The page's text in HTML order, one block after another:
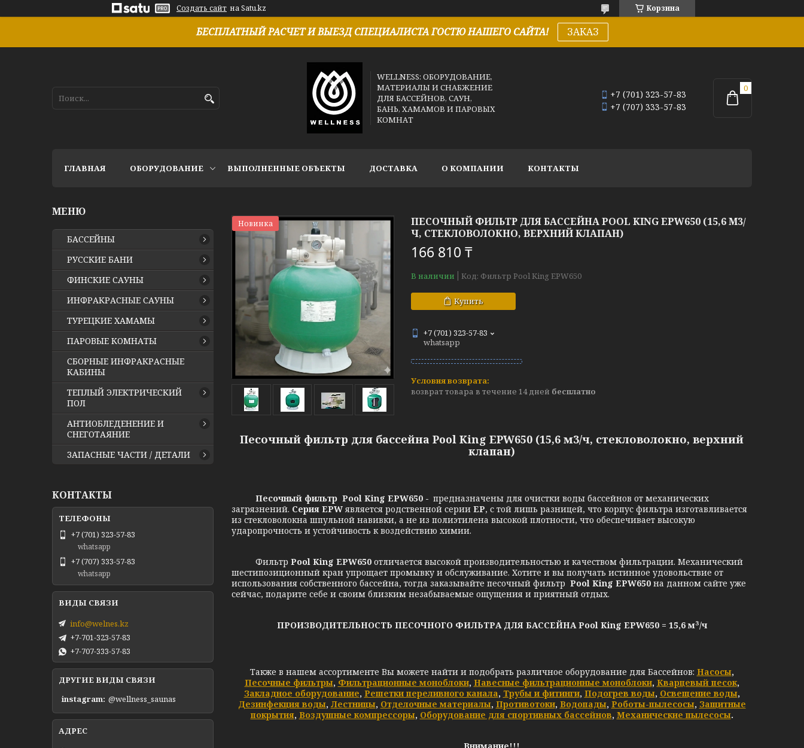
Создать сайт на Satu.kz Корзина
БЕСПЛАТНЫЙ РАСЧЕТ И ВЫЕЗД СПЕЦИАЛИСТА ГОСТЮ НАШЕГО САЙТА! ЗАКАЗ
WELLNESS: ОБОРУДОВАНИЕ,
МАТЕРИАЛЫ И СНАБЖЕНИЕ
ДЛЯ БАССЕЙНОВ, САУН,
БАНЬ, ХАМАМОВ И ПАРОВЫХ
КОМНАТ
+7 (701) 323-57-83
+7 (707) 333-57-83
ГЛАВНАЯ ОБОРУДОВАНИЕ ВЫПОЛНЕННЫЕ ОБЪЕКТЫ ДОСТАВКА О КОМПАНИИ КОНТАКТЫ
Новинка
ПЕСОЧНЫЙ ФИЛЬТР ДЛЯ БАССЕЙНА POOL KING EPW650 (15,6 М3/
Ч, СТЕКЛОВОЛОКНО, ВЕРХНИЙ КЛАПАН)
166 810 ₸
В наличии Код: Фильтр Pool King EPW650
Купить
+7 (701) 323-57-83
whatsapp
возврат товара в течение 14 дней бесплатно
Песочный фильтр для бассейна Pool King EPW650 (15,6 м3/ч, стекловолокно, верхний
клапан)
Песочный фильтр Pool King EPW650 - предназначены для очистки воды бассейнов от механических
загрязнений. Серия EPW является родственной серии EP, с той лишь разницей, что корпус фильтра изготавливается
из стекловолокна шпульной навивки, а не из полиэтилена высокой плотности, что обеспечивает высокую
ударопрочность и устойчивость к воздействию химии.
Фильтр Pool King EPW650 отличается высокой производительностью и качеством фильтрации. Механический
шестипозиционный кран упрощает промывку и обслуживание. Хотите и вы получать истинное удовольствие от
использования собственного бассейна, тогда заказывайте песочный фильтр Pool King EPW650 на данном сайте уже
сейчас, подарите себе и своим близким незабываемые ощущения и приятный отдых.
ПРОИЗВОДИТЕЛЬНОСТЬ ПЕСОЧНОГО ФИЛЬТРА ДЛЯ БАССЕЙНА Pool King EPW650 = 15,6 м³/ч
Также в нашем ассортименте Вы можете найти и подобрать различное оборудование для Бассейнов: Насосы,
Песочные фильтры, Фильтрационные моноблоки, Навесные фильтрационные моноблоки, Кварцевый песок,
Закладное оборудование, Решетки переливного канала, Трубы и фитинги, Подогрев воды, Освещение воды,
Дезинфекция воды, Лестницы, Отделочные материалы, Противотоки, Водопады, Роботы-пылесосы, Защитные
покрытия, Воздушные компрессоры, Оборудование для спортивных бассейнов, Механические пылесосы.
БАССЕЙНЫ
РУССКИЕ БАНИ
ФИНСКИЕ САУНЫ
ИНФРАКРАСНЫЕ САУНЫ
ТУРЕЦКИЕ ХАМАМЫ
ПАРОВЫЕ КОМНАТЫ
СБОРНЫЕ ИНФРАКРАСНЫЕ
КАБИНЫ
ТЕПЛЫЙ ЭЛЕКТРИЧЕСКИЙ
ПОЛ
АНТИОБЛЕДЕНЕНИЕ И
СНЕГОТАЯНИЕ
ЗАПАСНЫЕ ЧАСТИ / ДЕТАЛИ
КОНТАКТЫ
+7 (701) 323-57-83
whatsapp
+7 (707) 333-57-83
whatsapp
info@welnes.kz
+7-701-323-57-83
+7-707-333-57-83
ДРУГИЕ ВИДЫ СВЯЗИ
instagram @wellness_saunas